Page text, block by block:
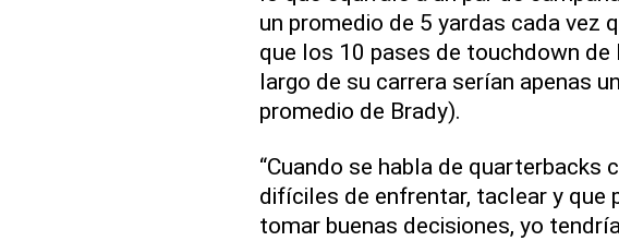
un promedio de 5 yardas cada vez
que los 10 pases de touchdown
largo de su carrera serían apenas
promedio de Brady).
“Cuando se habla de quarterbacks
difíciles de enfrentar, taclear y que
tomar buenas decisiones, yo